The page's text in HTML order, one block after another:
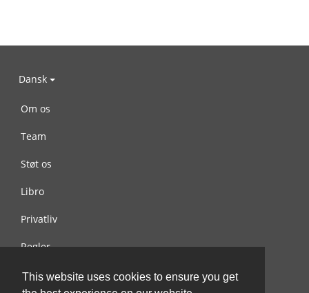
This website uses cookies to ensure you get
Dansk
Om os
Team
Støt os
Libro
Privatliv
Regler
Kontakt os